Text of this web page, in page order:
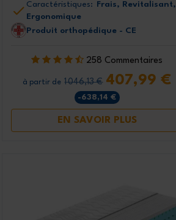
Caractéristiques:
Frais, Revitalisant,
Ergonomique
Produit orthopédique - CE
258 Commentaires
à partir de 1 046,13 € 407,99 €
-638,14 €
EN SAVOIR PLUS